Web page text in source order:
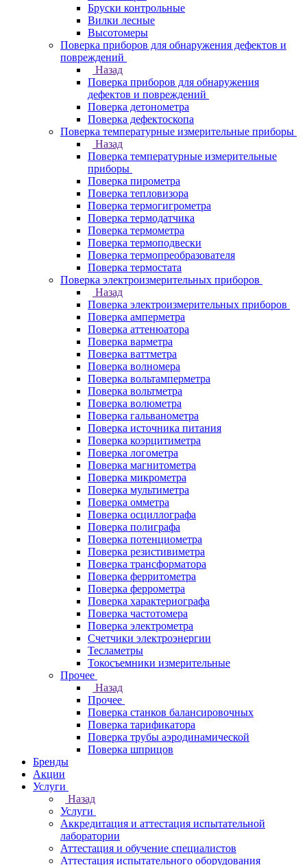
Бруски контрольные
Вилки лесные
Высотомеры
Поверка приборов для обнаружения дефектов и
повреждений
Назад
Поверка приборов для обнаружения
дефектов и повреждений
Поверка детонометра
Поверка дефектоскопа
Поверка температурные измерительные приборы
Назад
Поверка температурные измерительные
приборы
Поверка пирометра
Поверка тепловизора
Поверка термогигрометра
Поверка термодатчика
Поверка термометра
Поверка термоподвески
Поверка термопреобразователя
Поверка термостата
Поверка электроизмерительных приборов
Назад
Поверка электроизмерительных приборов
Поверка амперметра
Поверка аттенюатора
Поверка варметра
Поверка ваттметра
Поверка волномера
Поверка вольтамперметра
Поверка вольтметра
Поверка волюметра
Поверка гальванометра
Поверка источника питания
Поверка коэрцитиметра
Поверка логометра
Поверка магнитометра
Поверка микрометра
Поверка мультиметра
Поверка омметра
Поверка осциллографа
Поверка полиграфа
Поверка потенциометра
Поверка резистивиметра
Поверка трансформатора
Поверка ферритометра
Поверка феррометра
Поверка характериографа
Поверка частотомера
Поверка электрометра
Счетчики электроэнергии
Тесламетры
Токосъемники измерительные
Прочее
Назад
Прочее
Поверка станков балансировочных
Поверка тарификатора
Поверка трубы аэродинамической
Поверка шприцов
Бренды
Акции
Услуги
Назад
Услуги
Аккредитация и аттестация испытательной
лаборатории
Аттестация и обучение специалистов
Аттестация испытательного оборудования